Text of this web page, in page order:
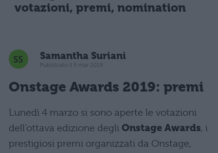
votazioni, premi, nomination
Samantha Suriani
Pubblicato il 5 mar 2019
Onstage Awards 2019: premi
Lunedì 4 marzo si sono aperte le votazioni
dell’ottava edizione degli Onstage Awards, i
prestigiosi premi organizzati da Onstage,